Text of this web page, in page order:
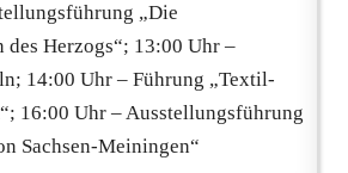
„Die
des Herzogs“; 13:00 Uhr –
14:00 Uhr – Führung „Textil-
16:00 Uhr – Ausstellungsführung
Sachsen-Meiningen“